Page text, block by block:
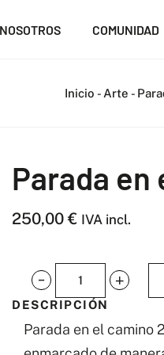
NOSOTROS COMUNIDAD
Inicio - Arte -
Parada en
250,00€ IVA incl.
Parada
en
el
DESCRIPCIÓN
Parada en el camino